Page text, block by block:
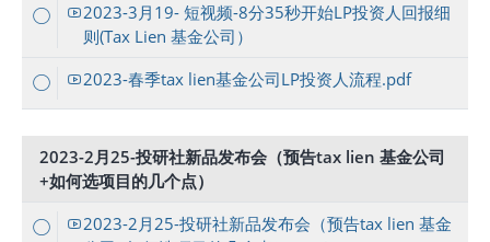
2023-3月19- 短视频-8分35秒开始LP投资人回报细
则(Tax Lien 基金公司）
2023-春季tax lien基金公司LP投资人流程.pdf
2023-2月25-投研社新品发布会（预告tax lien 基金公司
+如何选项目的几个点）
2023-2月25-投研社新品发布会（预告tax lien 基金